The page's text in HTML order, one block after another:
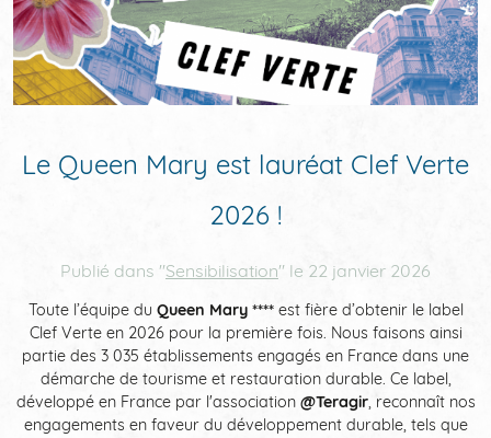
GALERIE
QUARTIER & ACCÈS
ACTUALITÉS
AVIS
CLEF VERTE
Le Queen Mary est lauréat Clef Verte
2026 !
Publié dans "Sensibilisation" le 22 janvier 2026
Toute l’équipe du Queen Mary ****est fière d’obtenir le label
Clef Verte en 2026 pour la première fois. Nous faisons ainsi
partie des 3 035 établissements engagés en France dans une
démarche de tourisme et restauration durable. Ce label,
développé en France par l'association @Teragir, reconnaît nos
engagements en faveur du développement durable, tels que